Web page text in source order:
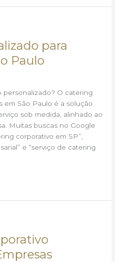
para
Paulo
personalizado? O catering
em São Paulo é a solução
sob medida, alinhado ao
Muitas buscas no Google
corporativo em SP”,
e “serviço de catering